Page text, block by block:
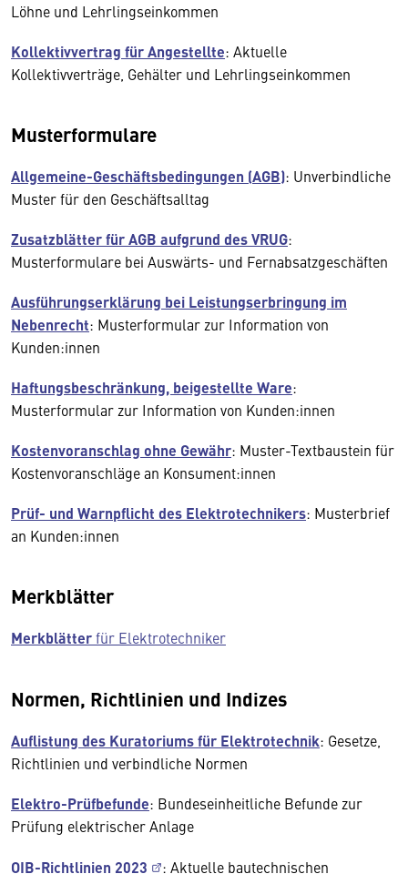
Löhne und Lehrlingseinkommen
Kollektivvertrag für Angestellte: Aktuelle
Kollektivverträge, Gehälter und Lehrlingseinkommen
Musterformulare
Allgemeine-Geschäftsbedingungen (AGB): Unverbindliche
Muster für den Geschäftsalltag
Zusatzblätter für AGB aufgrund des VRUG:
Musterformulare bei Auswärts- und Fernabsatzgeschäften
Ausführungserklärung bei Leistungserbringung im
Nebenrecht: Musterformular zur Information von
Kunden:innen
Haftungsbeschränkung, beigestellte Ware:
Musterformular zur Information von Kunden:innen
Kostenvoranschlag ohne Gewähr: Muster-Textbaustein für
Kostenvoranschläge an Konsument:innen
Prüf- und Warnpflicht des Elektrotechnikers: Musterbrief
an Kunden:innen
Merkblätter
Merkblätterfür Elektrotechniker
Normen, Richtlinien und Indizes
Auflistung des Kuratoriums für Elektrotechnik: Gesetze,
Richtlinien und verbindliche Normen
Elektro-Prüfbefunde: Bundeseinheitliche Befunde zur
Prüfung elektrischer Anlage
OIB-Richtlinien 2023 : Aktuelle bautechnischen